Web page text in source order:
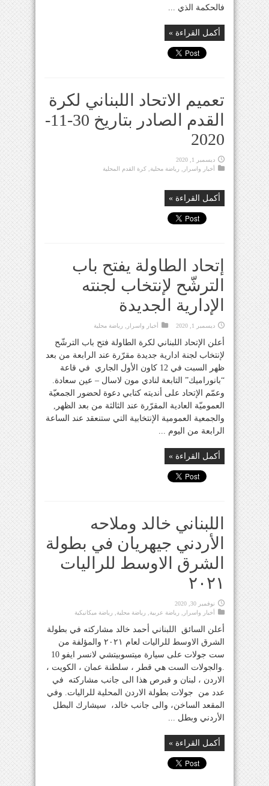
فالحكمة الذي ...
أكمل القراءة »
تعميم الاتحاد اللبناني لكرة
القدم الصادر بتاريخ 30-11-
2020
ديسمبر 1, 2020
أخبار واسرار
رياضة محلية كرة القدم المحلية
أكمل القراءة »
إتحاد الطاولة يفتح باب
الترشّح لإنتخاب لجنته
الإدارية الجديدة
ديسمبر 1, 2020 أخبار واسرار رياضة محلية
أعلن الإتحاد اللبناني لكرة الطاولة فتح باب الترشّح
لإنتخاب لجنة ادارية جديدة مقرّرة عند الرابعة من بعد
ظهر السبت في 12 كاون الأول الجاري في قاعة
“بانوراميك” التابعة لنادي مون لاسال – عين سعادة.
وعمّم الإتحاد على أنديته كتابي دعوة لحضور الجمعيّة
العموميّة العادية المقرّرة عند الثالثة من بعد الظهر,
والجمعية العمومية الإنتخابية التي ستنعقد عند الساعة
الرابعة من اليوم ...
أكمل القراءة »
اللبناني خالد وملاحه
الأردني جيهريان في بطولة
الشرق الاوسط للراليات
٢٠٢١
نوفمبر 30, 2020
أخبار واسرار
رياضة عربية رياضة محلية رياضة ميكانيكية
أعلن السائق اللبناني أحمد خالد مشاركته في بطولة
الشرق الاوسط للراليات لعام ٢٠٢١ والمؤلفة من
ست جولات على سيارة ميتسوبيتشي لانسر ايفو 10
.والجولات الست هي قطر ، سلطنة عمان ، الكويت ،
الاردن ، لبنان و قبرص هذا الى جانب مشاركته في
عدد من جولات بطولة الاردن المحلية للراليات. وفي
المقعد الساخن، والى جانب خالد، سيشارك البطل
الأردني وبطل ...
أكمل القراءة »